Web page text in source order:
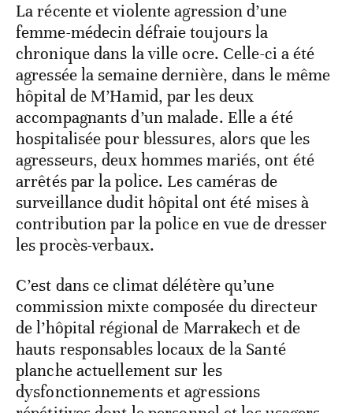
La récente et violente agression d’une
femme-médecin défraie toujours la
chronique dans la ville ocre. Celle-ci a été
agressée la semaine dernière, dans le même
hôpital de M’Hamid, par les deux
accompagnants d’un malade. Elle a été
hospitalisée pour blessures, alors que les
agresseurs, deux hommes mariés, ont été
arrêtés par la police. Les caméras de
surveillance dudit hôpital ont été mises à
contribution par la police en vue de dresser
les procès-verbaux.
C’est dans ce climat délétère qu’une
commission mixte composée du directeur
de l’hôpital régional de Marrakech et de
hauts responsables locaux de la Santé
planche actuellement sur les
dysfonctionnements et agressions